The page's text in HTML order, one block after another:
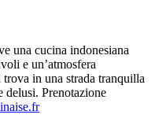
una cucina indonesiana
e un’atmosfera
trova in una strada tranquilla
delusi. Prenotazione